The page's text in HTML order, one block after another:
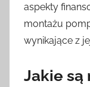
aspekty
montażu
wynikające z
Jakie są